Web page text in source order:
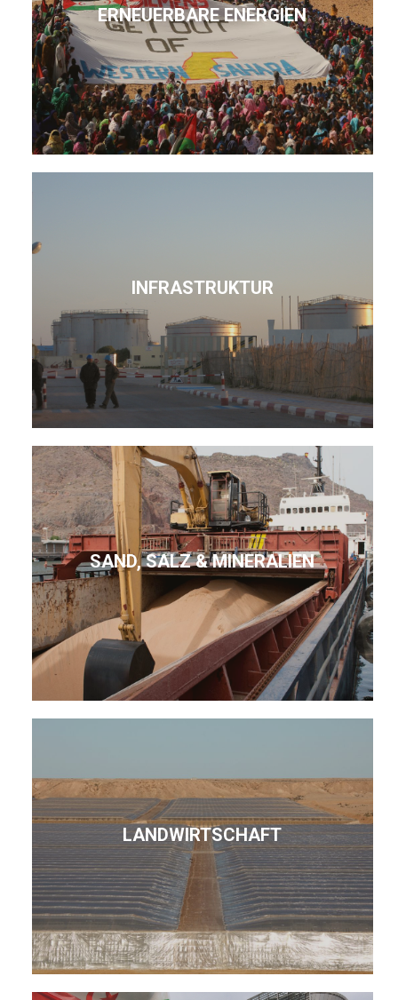
ERNEUERBARE ENERGIEN
INFRASTRUKTUR
SAND, SALZ & MINERALIEN
LANDWIRTSCHAFT